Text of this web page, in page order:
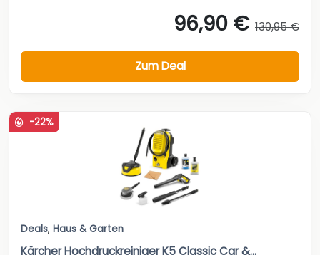
96,90 € 130,95 €
Zum Deal
-22%
Deals, Haus & Garten
Kärcher Hochdruckreiniger K5 Classic Car &...